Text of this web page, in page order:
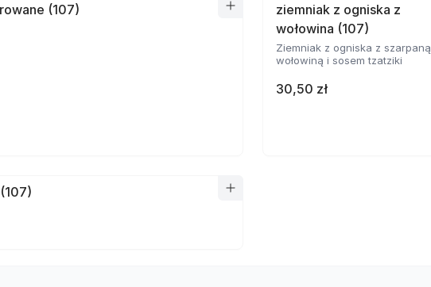
(107)
ziemniak z ogniska z
wołowina (107)
Ziemniak z ogniska z szarpaną
wołowiną i sosem tzatziki
30,50 zł